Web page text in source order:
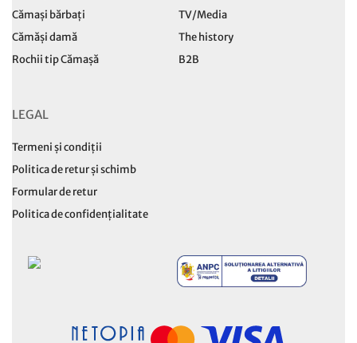
Cămași bărbați
Cămăși damă
Rochii tip Cămașă
TV/Media
The history
B2B
LEGAL
Termeni și condiții
Politica de retur și schimb
Formular de retur
Politica de confidențialitate